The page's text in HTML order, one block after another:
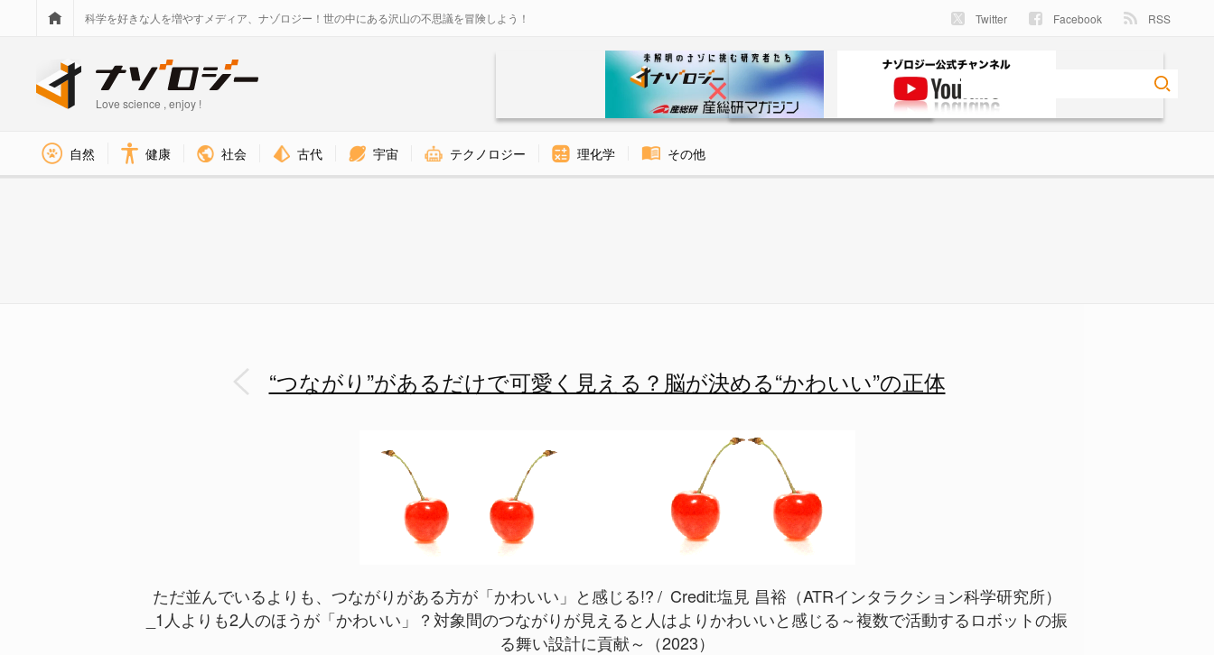
科学を好きな人を増やすメディア、ナゾロジー！世の中にある沢山の不思議を冒険しよう！ Twitter Facebook RSS
Love science , enjoy !
自然 健康 社会 古代 宇宙 テクノロジー 理化学 その他
“つながり”があるだけで可愛く見える？脳が決める“かわいい”の正体
ただ並んでいるよりも、つながりがある方が「かわいい」と感じる!? Credit:塩見 昌裕（ATRインタラクション科学研究所）
_1人よりも2人のほうが「かわいい」？対象間のつながりが見えると人はよりかわいいと感じる～複数で活動するロボットの振
る舞い設計に貢献～（2023）